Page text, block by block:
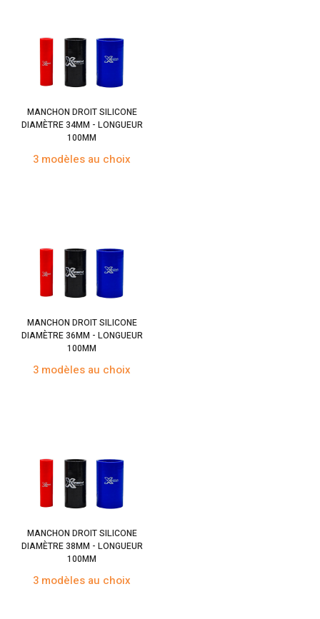
MANCHON DROIT SILICONE
DIAMÈTRE 34MM - LONGUEUR
100MM
3 modèles au choix
MANCHON DROIT SILICONE
DIAMÈTRE 36MM - LONGUEUR
100MM
3 modèles au choix
MANCHON DROIT SILICONE
DIAMÈTRE 38MM - LONGUEUR
100MM
3 modèles au choix